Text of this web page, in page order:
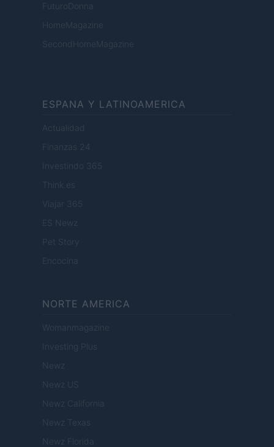
FuturoDonna
HomeMagazine
SecondHomeMagazine
ESPANA Y LATINOAMERICA
Actualidad
Finanzas 24
Investindo 365
Think.es
Viajar 365
ES Newz
Pet Story
Encocina
NORTE AMERICA
Womanmagazine
Investing Plus
Newz
Newz US
Newz California
Newz Texas
Newz Florida